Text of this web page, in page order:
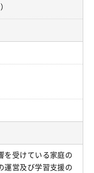
を受けている家庭の
運営及び学習支援の